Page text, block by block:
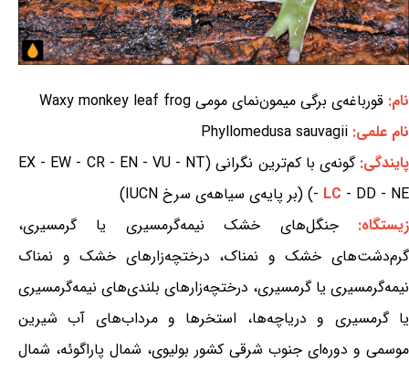
نام: قورباغه‌ی برگی میمون‌نمای مومی Waxy monkey leaf frog
نام علمی: Phyllomedusa sauvagii
پایندگی:
گونه‌ی با کم‌ترین نگرانی (EX - EW - CR - EN - VU - NT
- LC - DD - NE) (بر پایه‌ی سیاهه‌ی سرخ IUCN)
زیستگاه:جنگل‌های خشک نیمه‌گرمسیری یا گرمسیری،
گرم‌دشت‌های خشک و نمناک، درختچه‌زارهای خشک و نمناک
نیمه‌گرمسیری یا گرمسیری، درختچه‌زارهای بلندی‌های نیمه‌گرمسیری
یا گرمسیری و دریاچه‌ها، استخرها و مرداب‌های آب شیرین
موسمی و دوره‌ای جنوب شرقی کشور بولیوی، شمال پاراگوئه، شمال